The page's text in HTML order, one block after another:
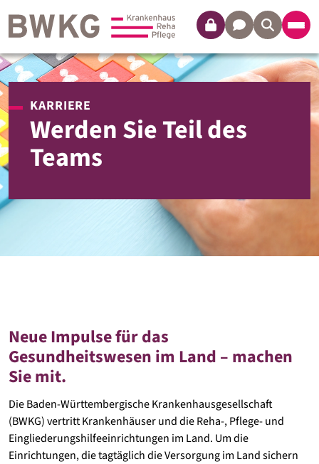
LoginKontakt
KARRIERE
Werden Sie Teil des
Teams
Neue Impulse für das
Gesundheitswesen im Land – machen
Sie mit.
Die Baden-Württembergische Krankenhausgesellschaft
(BWKG) vertritt Krankenhäuser und die Reha-, Pflege- und
Eingliederungshilfeeinrichtungen im Land. Um die
Einrichtungen, die tagtäglich die Versorgung im Land sichern